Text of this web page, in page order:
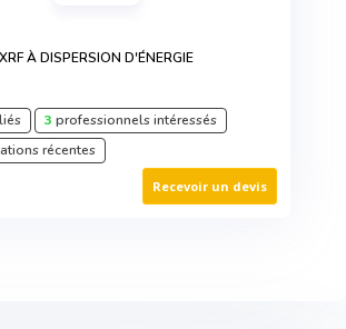
À DISPERSION D'ÉNERGIE
3 professionnels intéressés
récentes
Recevoir un devis